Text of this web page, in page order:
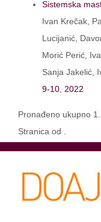
Sistemska
Ivan Krečak,
Lucijanić,
Morić Perić,
Sanja Jakelić,
9-10 2022
Pronađeno ukupno 1.
Stranica od .